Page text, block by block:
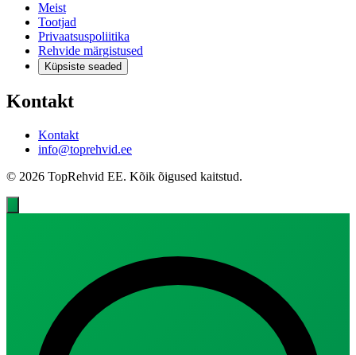
Meist
Tootjad
Privaatsuspoliitika
Rehvide märgistused
Küpsiste seaded
Kontakt
Kontakt
info@toprehvid.ee
© 2026 TopRehvid EE. Kõik õigused kaitstud.